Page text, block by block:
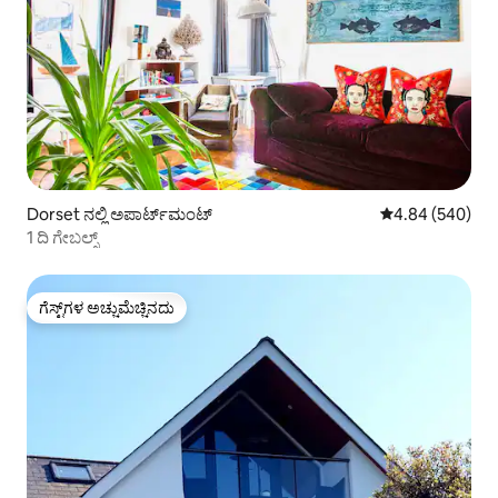
Dorset ನಲ್ಲಿ ಅಪಾರ್ಟ್‌ಮಂಟ್ 5 ರಲ್ಲಿ 4.84
4.84 (540)
1 ದಿ ಗೇಬಲ್ಸ್
ಗೆಸ್ಟ್‌ಗಳ ಅಚ್ಚುಮೆಚ್ಚಿನದು
ಗೆಸ್ಟ್‌ಗಳ ಅಚ್ಚುಮೆಚ್ಚಿನದು